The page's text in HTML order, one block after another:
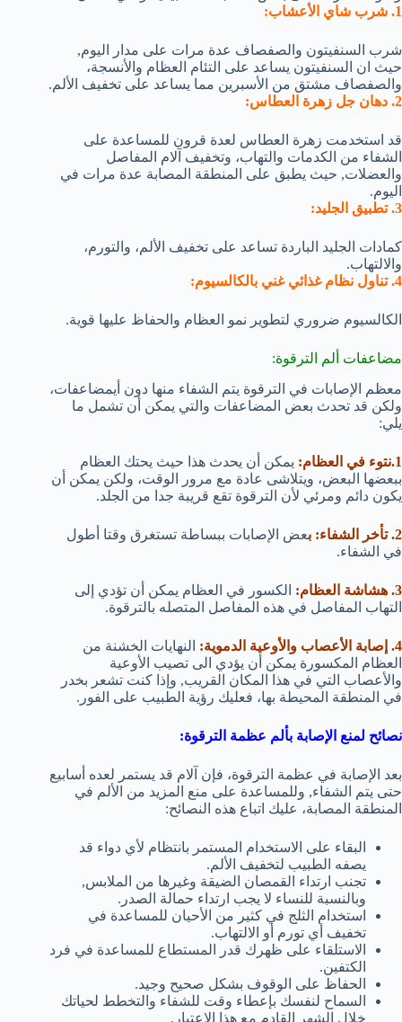
1. شرب شاي الأعشاب:
شرب السنفيتون والصفصاف عدة مرات على مدار اليوم,
حيث ان السنفيتون يساعد على التئام العظام والأنسجة،
والصفصاف مشتق من الأسبرين مما يساعد على تخفيف الألم.
2. دهان جل زهرة العطاس:
قد استخدمت زهرة العطاس لعدة قرون للمساعدة على
الشفاء من الكدمات والتهاب، وتخفيف آلام المفاصل
والعضلات, حيث يطبق على المنطقة المصابة عدة مرات في
اليوم.
3. تطبيق الجليد:
كمادات الجليد الباردة تساعد على تخفيف الألم، والتورم،
والالتهاب.
4. تناول نظام غذائي غني بالكالسيوم:
الكالسيوم ضروري لتطوير نمو العظام والحفاظ عليها قوية.
مضاعفات ألم الترقوة:
معظم الإصابات في الترقوة يتم الشفاء منها دون أيمضاعفات،
ولكن قد تحدث بعض المضاعفات والتي يمكن أن تشمل ما
يلي:
1.نتوء في العظام:
يمكن أن يحدث هذا حيث يحتك العظام
ببعضها البعض، ويتلاشى عادة مع مرور الوقت، ولكن يمكن أن
يكون دائم ومرئي لأن الترقوة تقع قريبة جدا من الجلد.
2. تأخر الشفاء: ب
عض الإصابات ببساطة تستغرق وقتا أطول
في الشفاء.
3. هشاشة العظام:
الكسور في العظام يمكن أن تؤدي إلى
التهاب المفاصل في هذه المفاصل المتصله بالترقوة.
4. إصابة الأعصاب والأوعية الدموية:
النهايات الخشنة من
العظام المكسورة يمكن أن يؤدي الى تصيب الأوعية
والأعصاب التي في هذا المكان القريب, وإذا كنت تشعر بخدر
في المنطقة المحيطة بها، فعليك رؤية الطبيب على الفور.
نصائح لمنع الإصابة بألم عظمة الترقوة:
بعد الإصابة في عظمة الترقوة، فإن آلام قد يستمر لعده أسابيع
حتى يتم الشفاء, وللمساعدة على منع المزيد من الألم في
المنطقة المصابة، عليك اتباع هذه النصائح:
البقاء على الاستخدام المستمر بانتظام لأي دواء قد
يصفه الطبيب لتخفيف الألم.
تجنب ارتداء القمصان الضيقة وغيرها من الملابس,
وبالنسبة للنساء لا يجب ارتداء حمالة الصدر.
استخدام الثلج في كثير من الأحيان للمساعدة في
تخفيف أي تورم أو الالتهاب.
الاستلقاء على ظهرك قدر المستطاع للمساعدة في فرد
الكتفين.
الحفاظ على الوقوف بشكل صحيح وجيد.
السماح لنفسك بإعطاء وقت للشفاء والتخطط لحياتك
خلال الشهر القادم مع هذا الاعتبار.